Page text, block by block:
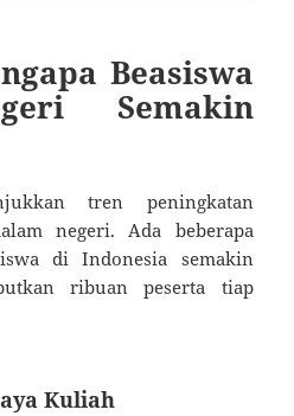
Beasiswa
Semakin
tren peningkatan
negeri. Ada beberapa
di Indonesia semakin
ribuan peserta tiap
Kuliah